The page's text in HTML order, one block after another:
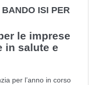
ISI PER
le imprese
in salute e
per l’anno in corso